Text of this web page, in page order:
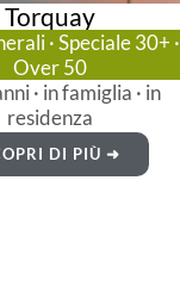
Torquay
· Speciale 30+ ·
Over 50
· in famiglia · in
residenza
DI PIÙ ➜